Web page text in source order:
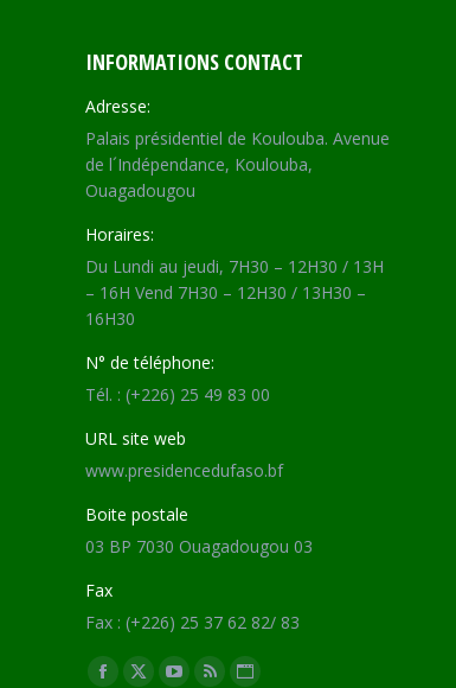
INFORMATIONS CONTACT
Adresse:
Palais présidentiel de Koulouba. Avenue
de l´Indépendance, Koulouba,
Ouagadougou
Horaires:
Du Lundi au jeudi, 7H30 – 12H30 / 13H
– 16H Vend 7H30 – 12H30 / 13H30 –
16H30
N° de téléphone:
Tél. : (+226) 25 49 83 00
URL site web
www.presidencedufaso.bf
Boite postale
03 BP 7030 Ouagadougou 03
Fax
Fax : (+226) 25 37 62 82/ 83
Trouvez nous sur :